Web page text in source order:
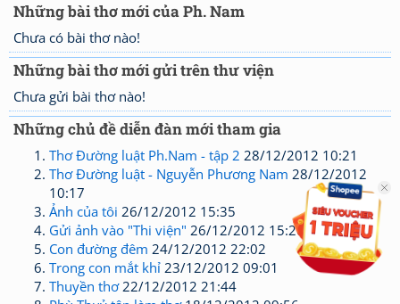
Những bài thơ mới của Ph. Nam
Chưa có bài thơ nào!
Những bài thơ mới gửi trên thư viện
Chưa gửi bài thơ nào!
Những chủ đề diễn đàn mới tham gia
Thơ Đường luật Ph.Nam - tập 2 28/12/2012 10:21
Thơ Đường luật - Nguyễn Phương Nam 28/12/2012
10:17
Ảnh của tôi 26/12/2012 15:35
Gửi ảnh vào "Thi viện" 26/12/2012 15:20
Con đường đêm 24/12/2012 22:02
Trong con mắt khỉ 23/12/2012 09:01
Thuyền thơ22/12/2012 21:44